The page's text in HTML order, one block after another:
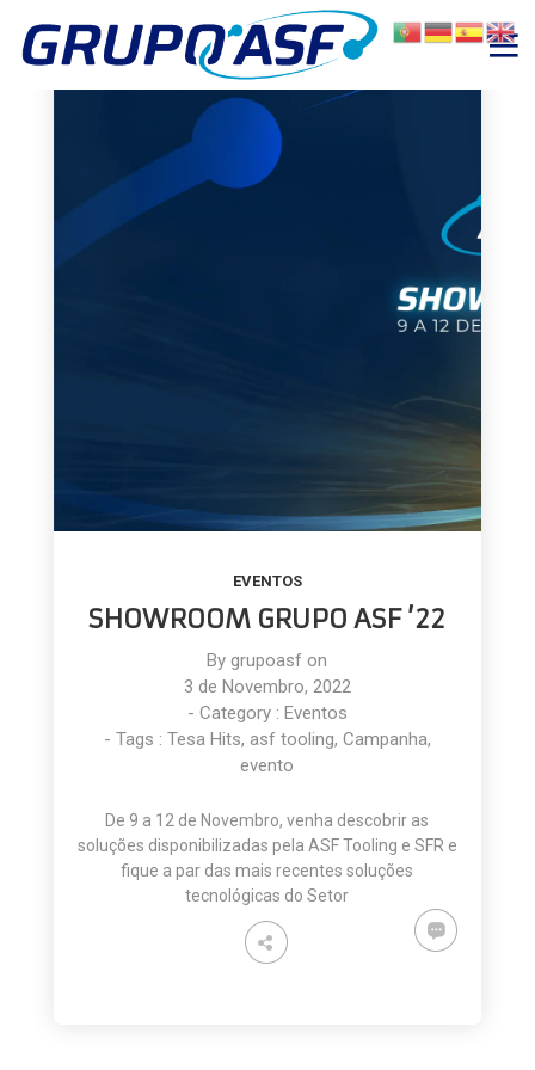
EVENTOS
SHOWROOM GRUPO ASF ’22
Bygrupoasf on
3 de Novembro, 2022
- Category : Eventos
- Tags : Tesa Hits, asf tooling, Campanha,
evento
De 9 a 12 de Novembro, venha descobrir as
soluções disponibilizadas pela ASF Tooling e SFR e
fique a par das mais recentes soluções
tecnológicas do Setor